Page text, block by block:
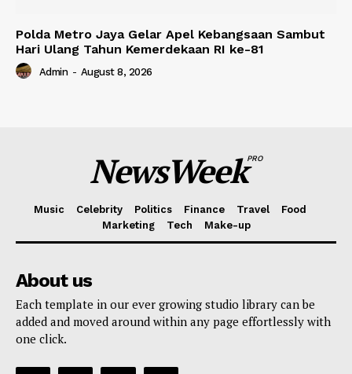
Polda Metro Jaya Gelar Apel Kebangsaan Sambut
Hari Ulang Tahun Kemerdekaan RI ke-81
Admin - August 8, 2026
NewsWeekPRO
Music Celebrity Politics Finance Travel
Food
Marketing
Tech Make-up
About us
Each template in our ever growing studio library can be
added and moved around within any page effortlessly with
one click.